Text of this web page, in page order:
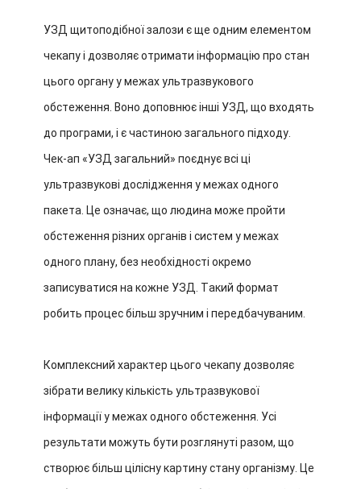
УЗД щитоподібної залози є ще одним елементом
чекапу і дозволяє отримати інформацію про стан
цього органу у межах ультразвукового
обстеження. Воно доповнює інші УЗД, що входять
до програми, і є частиною загального підходу.
Чек-ап «УЗД загальний» поєднує всі ці
ультразвукові дослідження у межах одного
пакета. Це означає, що людина може пройти
обстеження різних органів і систем у межах
одного плану, без необхідності окремо
записуватися на кожне УЗД. Такий формат
робить процес більш зручним і передбачуваним.
Комплексний характер цього чекапу дозволяє
зібрати велику кількість ультразвукової
інформації у межах одного обстеження. Усі
результати можуть бути розглянуті разом, що
створює більш цілісну картину стану організму. Це